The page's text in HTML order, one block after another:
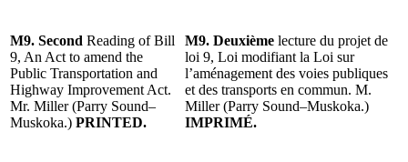
M9. Second Reading of Bill
9, An Act to amend the
Public Transportation and
Highway Improvement Act.
Mr. Miller (Parry Sound–
Muskoka.) PRINTED.
M9. Deuxième lecture du projet de
loi 9, Loi modifiant la Loi sur
l’aménagement des voies publiques
et des transports en commun. M.
Miller (Parry Sound–Muskoka.)
IMPRIMÉ.